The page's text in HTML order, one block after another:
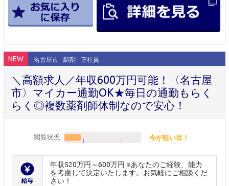
NEW 名古屋市 調剤 正社員
＼高額求人／年収600万円可能！〈名古屋
市〉マイカー通勤OK★毎日の通勤もらく
らく◎複数薬剤師体制なので安心！
閲覧状況 今が狙い目！
年収520万円～600万円 ※あなたのご経験、能力
を考慮して決定いたします。お気軽にご相談くだ
さい！